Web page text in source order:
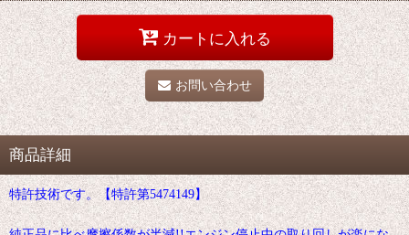
カートに入れる
お問い合わせ
商品詳細
特許技術です。【特許第5474149】